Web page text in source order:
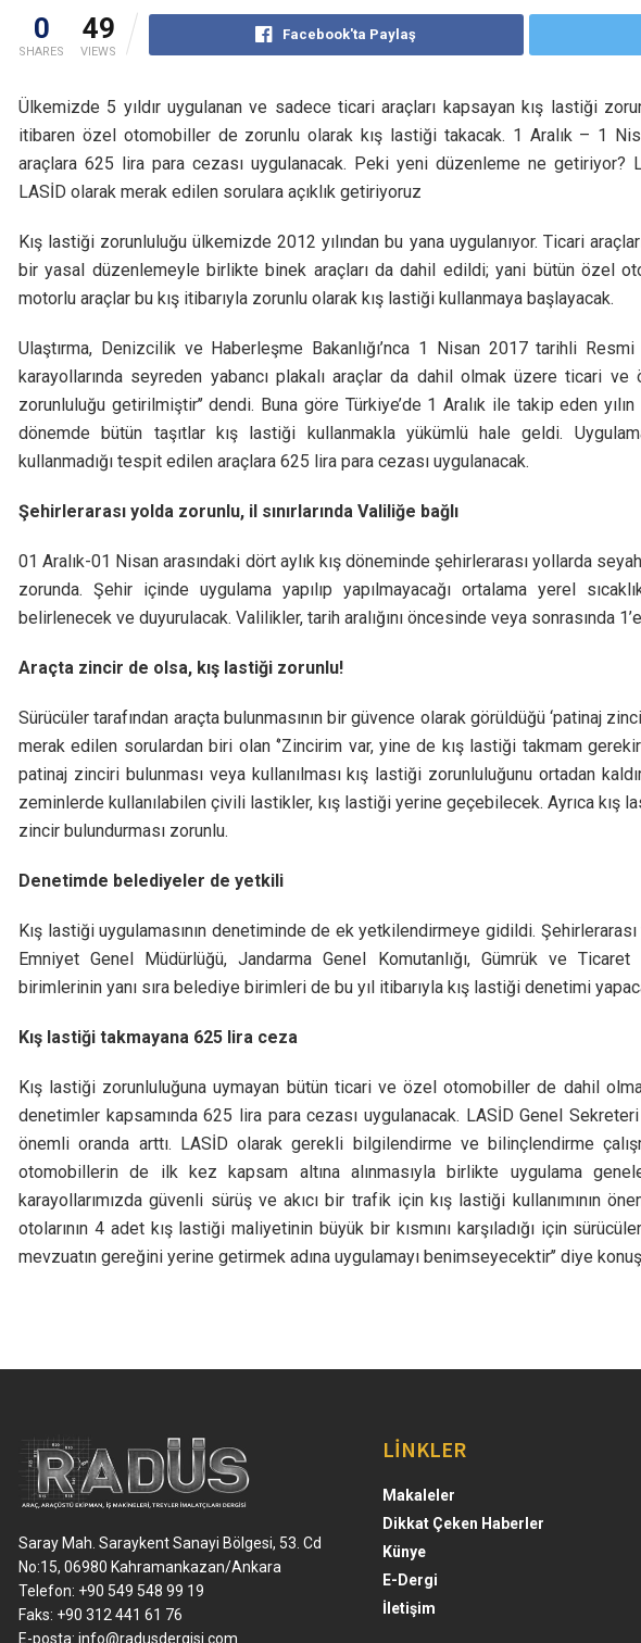
0
SHARES
49
VIEWS
Facebook'ta Paylaş
Ülkemizde 5 yıldır uygulanan ve sadece ticari araçları kapsayan kış lastiği
itibaren özel otomobiller de zorunlu olarak kış lastiği takacak. 1 Aralık – 1
araçlara 625 lira para cezası uygulanacak. Peki yeni düzenleme ne getiriyor?
LASİD olarak merak edilen sorulara açıklık getiriyoruz
Kış lastiği zorunluluğu ülkemizde 2012 yılından bu yana uygulanıyor. Ticari
bir yasal düzenlemeyle birlikte binek araçları da dahil edildi; yani bütün özel
motorlu araçlar bu kış itibarıyla zorunlu olarak kış lastiği kullanmaya başlayacak.
Ulaştırma, Denizcilik ve Haberleşme Bakanlığı’nca 1 Nisan 2017 tarihli Resmi
karayollarında seyreden yabancı plakalı araçlar da dahil olmak üzere ticari
zorunluluğu getirilmiştir’’ dendi. Buna göre Türkiye’de 1 Aralık ile takip eden
dönemde bütün taşıtlar kış lastiği kullanmakla yükümlü hale geldi.
kullanmadığı tespit edilen araçlara 625 lira para cezası uygulanacak.
Şehirlerarası yolda zorunlu, il sınırlarında Valiliğe bağlı
01 Aralık-01 Nisan arasındaki dört aylık kış döneminde şehirlerarası yollarda
zorunda. Şehir içinde uygulama yapılıp yapılmayacağı ortalama yerel
belirlenecek ve duyurulacak. Valilikler, tarih aralığını öncesinde veya sonrasında
Araçta zincir de olsa, kış lastiği zorunlu!
Sürücüler tarafından araçta bulunmasının bir güvence olarak görüldüğü ‘patinaj
merak edilen sorulardan biri olan ‘’Zincirim var, yine de kış lastiği takmam gerekir
patinaj zinciri bulunması veya kullanılması kış lastiği zorunluluğunu ortadan
zeminlerde kullanılabilen çivili lastikler, kış lastiği yerine geçebilecek. Ayrıca kış
zincir bulundurması zorunlu.
Denetimde belediyeler de yetkili
Kış lastiği uygulamasının denetiminde de ek yetkilendirmeye gidildi.
Emniyet Genel Müdürlüğü, Jandarma Genel Komutanlığı, Gümrük ve Ticaret
birimlerinin yanı sıra belediye birimleri de bu yıl itibarıyla kış lastiği denetimi
Kış lastiği takmayana 625 lira ceza
Kış lastiği zorunluluğuna uymayan bütün ticari ve özel otomobiller de dahil
denetimler kapsamında 625 lira para cezası uygulanacak. LASİD Genel
önemli oranda arttı. LASİD olarak gerekli bilgilendirme ve bilinçlendirme
otomobillerin de ilk kez kapsam altına alınmasıyla birlikte uygulama
karayollarımızda güvenli sürüş ve akıcı bir trafik için kış lastiği kullanımının
otolarının 4 adet kış lastiği maliyetinin büyük bir kısmını karşıladığı için
mevzuatın gereğini yerine getirmek adına uygulamayı benimseyecektir’’ diye
Saray Mah. Saraykent Sanayi Bölgesi, 53. Cd
No:15, 06980 Kahramankazan/Ankara
Telefon: +90 549 548 99 19
Faks: +90 312 441 61 76
E-posta: info@radusdergisi.com
LİNKLER
Makaleler
Dikkat Çeken Haberler
Künye
E-Dergi
İletişim